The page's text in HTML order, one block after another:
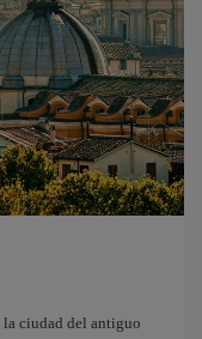
la ciudad del antiguo